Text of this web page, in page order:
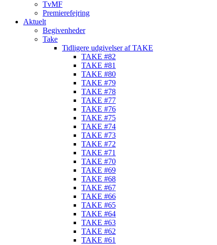
TvMF
Premierefejring
Aktuelt
Begivenheder
Take
Tidligere udgivelser af TAKE
TAKE #82
TAKE #81
TAKE #80
TAKE #79
TAKE #78
TAKE #77
TAKE #76
TAKE #75
TAKE #74
TAKE #73
TAKE #72
TAKE #71
TAKE #70
TAKE #69
TAKE #68
TAKE #67
TAKE #66
TAKE #65
TAKE #64
TAKE #63
TAKE #62
TAKE #61